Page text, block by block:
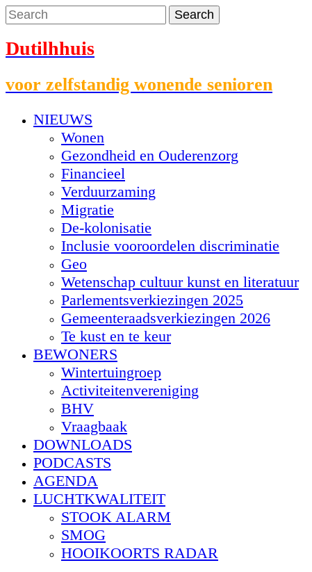
Dutilhhuis
voor zelfstandig wonende senioren
NIEUWS
Wonen
Gezondheid en Ouderenzorg
Financieel
Verduurzaming
Migratie
De-kolonisatie
Inclusie vooroordelen discriminatie
Geo
Wetenschap cultuur kunst en literatuur
Parlementsverkiezingen 2025
Gemeenteraadsverkiezingen 2026
Te kust en te keur
BEWONERS
Wintertuingroep
Activiteitenvereniging
BHV
Vraagbaak
DOWNLOADS
PODCASTS
AGENDA
LUCHTKWALITEIT
STOOK ALARM
SMOG
HOOIKOORTS RADAR